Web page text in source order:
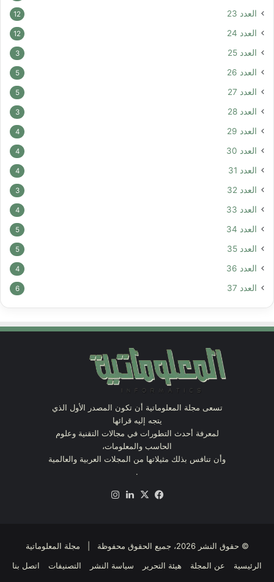
العدد 23 12
العدد 24 12
العدد 25 3
العدد 26 5
العدد 27 5
العدد 28 3
العدد 29 4
العدد 30 4
العدد 31 4
العدد 32 3
العدد 33 4
العدد 34 5
العدد 35 5
العدد 36 4
العدد 37 6
تسعى مجلة المعلوماتية أن تكون المصدر الأول الذي
يتجه إليه قرائها
لمعرفة أحدث التطورات في مجالات التقنية وعلوم
الحاسب والمعلومات،
وأن تنافس بذلك مثيلاتها من المجلات العربية والعالمية
.
فيسبوك
X لينكدإن
© حقوق النشر 2026، جميع الحقوق محفوظة | مجلة المعلوماتية
الرئيسية
عن المجلة هيئة التحرير سياسة النشر التصنيفات
اتصل بنا